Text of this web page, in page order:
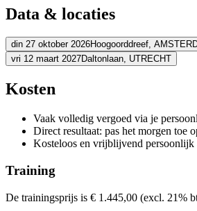
Je weet wat ethisch en
Je creëert de voorwaarden waarin
Je weet hoe je passende interventies
Je bouwt aan een inclusieve, open en
Data & locaties
din 27 oktober 2026Hoogoorddreef,
Adres
BCN Amsterdam Arena
Prijs
Bekijk prijsopbouw
vri 12 maart 2027Daltonlaan, UTRECHT
Adres
Bekijk route
Prijs
€ 1.689,71
Kies deze startdatum
Kosten
Vaak volledig vergoed via je
Direct resultaat: pas het morgen toe
Kosteloos en vrijblijvend persoonlijk
Training
De trainingsprijs is € 1.445,00 (excl. 21%